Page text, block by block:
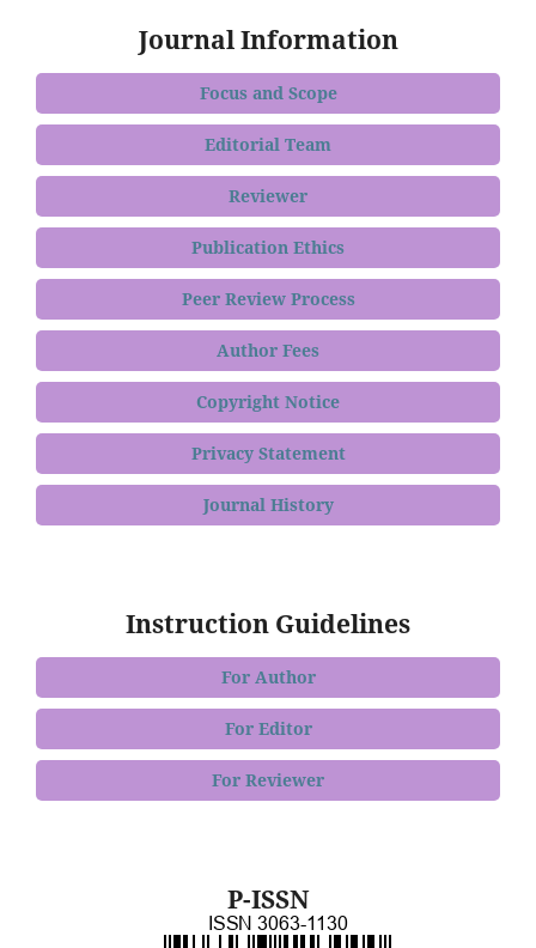
Journal Information
Focus and Scope
Editorial Team
Reviewer
Publication Ethics
Peer Review Process
Author Fees
Copyright Notice
Privacy Statement
Journal History
Instruction Guidelines
For Author
For Editor
For Reviewer
P-ISSN